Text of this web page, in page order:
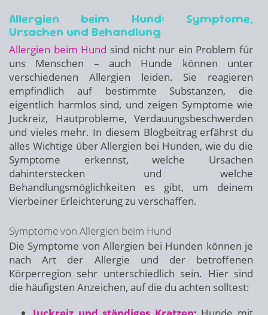
Allergien beim Hund: Symptome,
Ursachen und Behandlung
Allergien beim Hund sind nicht nur ein Problem für
uns Menschen – auch Hunde können unter
verschiedenen Allergien leiden. Sie reagieren
empfindlich auf bestimmte Substanzen, die
eigentlich harmlos sind, und zeigen Symptome wie
Juckreiz, Hautprobleme, Verdauungsbeschwerden
und vieles mehr. In diesem Blogbeitrag erfährst du
alles Wichtige über Allergien bei Hunden, wie du die
Symptome erkennst, welche Ursachen
dahinterstecken und welche
Behandlungsmöglichkeiten es gibt, um deinem
Vierbeiner Erleichterung zu verschaffen.
Symptome von Allergien beim Hund
Die Symptome von Allergien bei Hunden können je
nach Art der Allergie und der betroffenen
Körperregion sehr unterschiedlich sein. Hier sind
die häufigsten Anzeichen, auf die du achten solltest: